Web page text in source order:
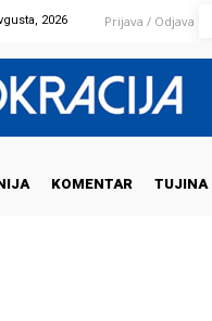
2026 Prijava / Odjava
KOMENTAR TUJINA